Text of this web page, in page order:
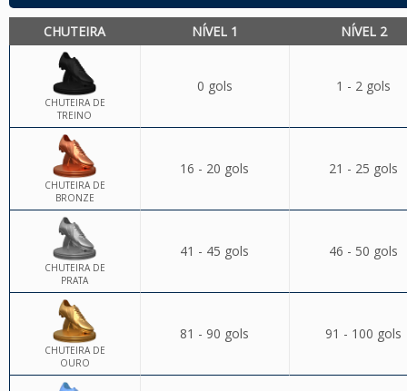
CHUTEIRA NÍVEL 1 NÍVEL 2
CHUTEIRA DE
TREINO
0 gols 1 - 2 gols
CHUTEIRA DE
BRONZE
16 - 20 gols 21 - 25 gols
CHUTEIRA DE
PRATA
41 - 45 gols 46 - 50 gols
CHUTEIRA DE
OURO
81 - 90 gols 91 - 100 gols